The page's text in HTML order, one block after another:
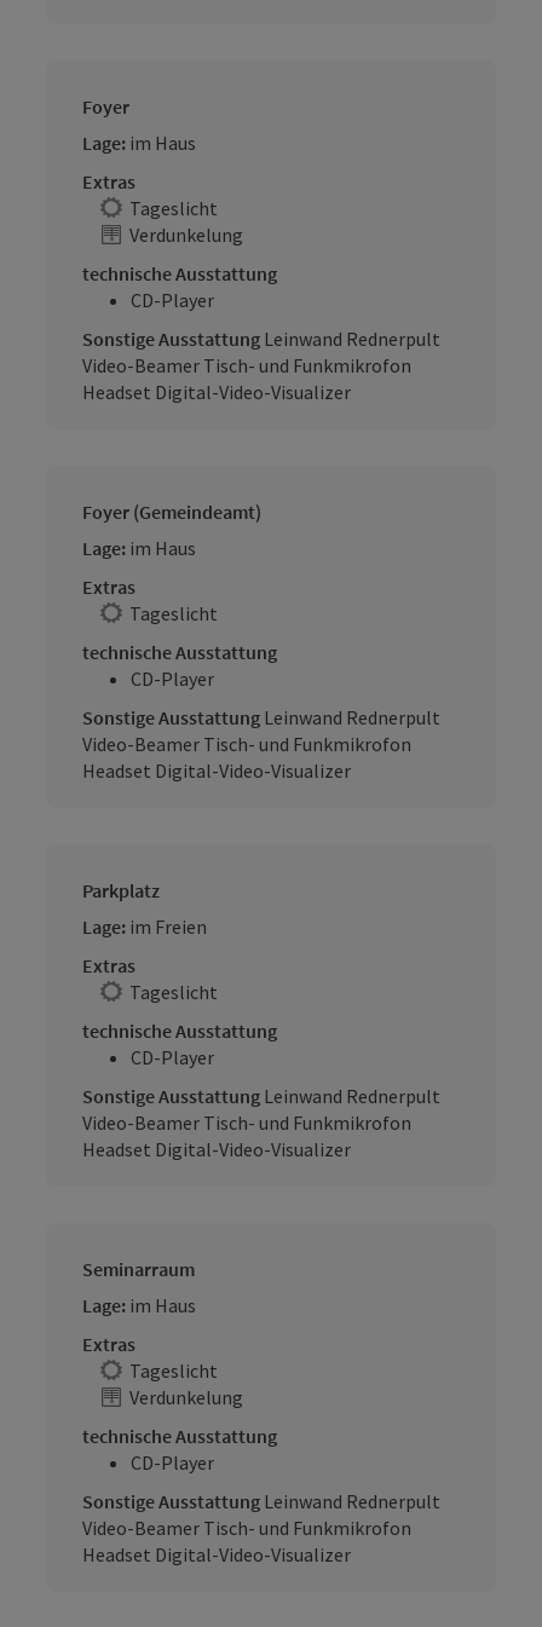
Foyer
Lage: im Haus
Extras
Tageslicht
Verdunkelung
technische Ausstattung
CD-Player
Sonstige Ausstattung Leinwand Rednerpult
Video-Beamer Tisch- und Funkmikrofon
Headset Digital-Video-Visualizer
Foyer (Gemeindeamt)
Lage: im Haus
Extras
Tageslicht
technische Ausstattung
CD-Player
Sonstige Ausstattung Leinwand Rednerpult
Video-Beamer Tisch- und Funkmikrofon
Headset Digital-Video-Visualizer
Parkplatz
Lage: im Freien
Extras
Tageslicht
technische Ausstattung
CD-Player
Sonstige Ausstattung Leinwand Rednerpult
Video-Beamer Tisch- und Funkmikrofon
Headset Digital-Video-Visualizer
Seminarraum
Lage: im Haus
Extras
Tageslicht
Verdunkelung
technische Ausstattung
CD-Player
Sonstige Ausstattung Leinwand Rednerpult
Video-Beamer Tisch- und Funkmikrofon
Headset Digital-Video-Visualizer